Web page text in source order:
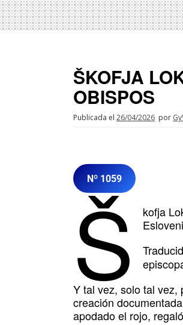
ŠKOFJA
OBISPOS
Publicada el 26/04/2026 por
Nº 1059
Š
kofja
Y tal vez, solo tal vez,
creación
apodado el rojo,